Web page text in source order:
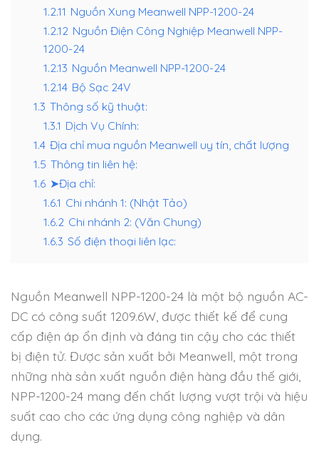
1.2.11 Nguồn Xung Meanwell NPP-1200-24
1.2.12 Nguồn Điện Công Nghiệp Meanwell NPP-
1200-24
1.2.13 Nguồn Meanwell NPP-1200-24
1.2.14 Bộ Sạc 24V
1.3 Thông số kỹ thuật:
1.3.1 Dịch Vụ Chính:
1.4 Địa chỉ mua nguồn Meanwell uy tín, chất lượng
1.5 Thông tin liên hệ:
1.6 ➤Địa chỉ:
1.6.1 Chi nhánh 1: (Nhật Tảo)
1.6.2 Chi nhánh 2: (Văn Chung)
1.6.3 Số điện thoại liên lạc:
Nguồn Meanwell NPP-1200-24 là một bộ nguồn AC-
DC có công suất 1209.6W, được thiết kế để cung
cấp điện áp ổn định và đáng tin cậy cho các thiết
bị điện tử. Được sản xuất bởi Meanwell, một trong
những nhà sản xuất nguồn điện hàng đầu thế giới,
NPP-1200-24 mang đến chất lượng vượt trội và hiệu
suất cao cho các ứng dụng công nghiệp và dân
dụng.